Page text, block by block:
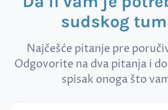
sudskog
Najčešće pitanje pre
Odgovorite na dva pitanja i
spisak onoga što